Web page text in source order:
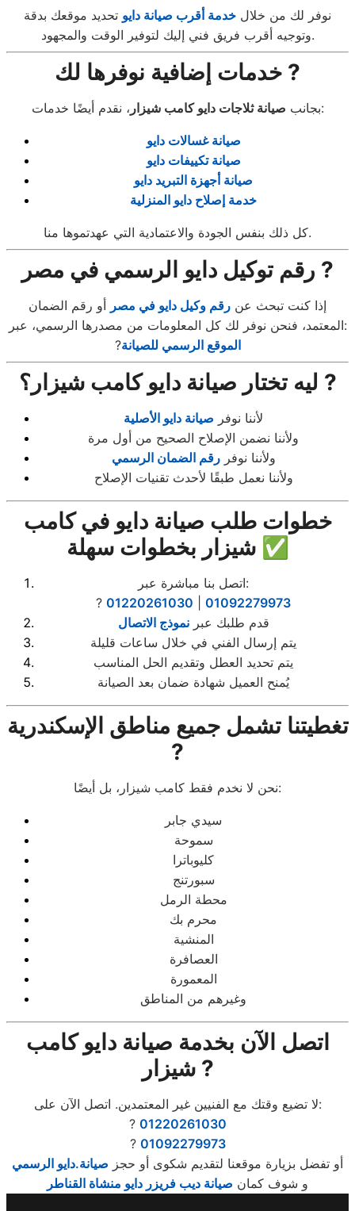
نوفر لك من خلال خدمة أقرب صيانة دايو تحديد موقعك بدقة
وتوجيه أقرب فريق فني إليك لتوفير الوقت والمجهود.
خدمات إضافية نوفرها لك ?
بجانب صيانة ثلاجات دايو كامب شيزار ، نقدم أيضًا خدمات:
صيانة غسالات دايو
صيانة تكييفات دايو
صيانة أجهزة التبريد دايو
خدمة إصلاح دايو المنزلية
كل ذلك بنفس الجودة والاعتمادية التي عهدتموها منا.
رقم توكيل دايو الرسمي في مصر ?
إذا كنت تبحث عن رقم وكيل دايو في مصر أو رقم الضمان
المعتمد، فنحن نوفر لك كل المعلومات من مصدرها الرسمي، عبر:
?الموقع الرسمي للصيانة
ليه تختار صيانة دايو كامب شيزار؟ ?
لأننا نوفر صيانة دايو الأصلية
ولأننا نضمن الإصلاح الصحيح من أول مرة
ولأننا نوفررقم الضمان الرسمي
ولأننا نعمل طبقًا لأحدث تقنيات الإصلاح
خطوات طلب صيانة دايو في كامب
شيزار بخطوات سهلة ✅
اتصل بنا مباشرة عبر:
? 01220261030
01092279973
قدم طلبك عبرنموذج الاتصال
يتم إرسال الفني في خلال ساعات قليلة
يتم تحديد العطل وتقديم الحل المناسب
يُمنح العميل شهادة ضمان بعد الصيانة
تغطيتنا تشمل جميع مناطق الإسكندرية
?️
نحن لا نخدم فقط كامب شيزار، بل أيضًا:
سيدي جابر
سموحة
كليوباترا
سبورتنج
محطة الرمل
محرم بك
المنشية
العصافرة
المعمورة
وغيرهم من المناطق
اتصل الآن بخدمة صيانة دايو كامب
شيزار ?
لا تضيع وقتك مع الفنيين غير المعتمدين. اتصل الآن على:
? 01220261030
? 01092279973
أو تفضل بزيارة موقعنا لتقديم شكوى أو حجز صيانة.دايو الرسمي
و شوف كمان صيانة ديب فريزر دايو منشاة القناطر